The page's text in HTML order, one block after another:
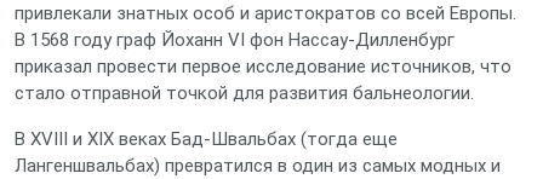
привлекали знатных особ и аристократов со всей Европы.
В 1568 году граф Йоханн VI фон Нассау-Дилленбург
приказал провести первое исследование источников, что
стало отправной точкой для развития бальнеологии.
В XVIII и XIX веках Бад-Швальбах (тогда еще
Лангеншвальбах) превратился в один из самых модных и